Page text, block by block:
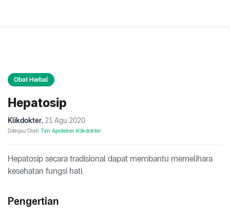
Obat Herbal
Hepatosip
Klikdokter, 21 Agu 2020
Ditinjau Oleh Tim Apoteker Klikdokter
Hepatosip secara tradisional dapat membantu memelihara
kesehatan fungsi hati.
Pengertian